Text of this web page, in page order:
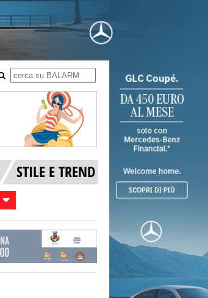
STILE E TREND